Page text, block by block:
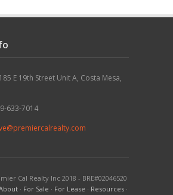
185 E 19th Street Unit A, Costa Mesa,
633-7014
Cal Realty Inc 2018 - BRE#02046520
· For Sale · For Lease · Resources ·